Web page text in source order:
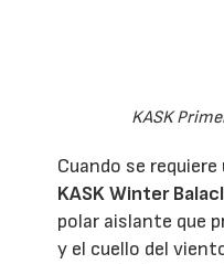
KASK
Cuando se
KASK Winter
polar aislante que
y el cuello del